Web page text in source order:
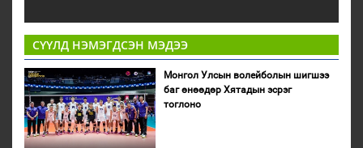
СҮҮЛД НЭМЭГДСЭН МЭДЭЭ
Монгол Улсын волейболын шигшээ
баг өнөөдөр Хятадын эсрэг
тоглоно